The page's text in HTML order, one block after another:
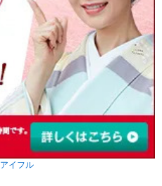
アイフル